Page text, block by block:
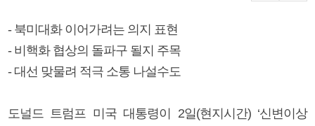
- 북미대화 이어가려는 의지 표현
- 비핵화 협상의 돌파구 될지 주목
- 대선 맞물려 적극 소통 나설수도
도널드 트럼프 미국 대통령이 2일(현지시간) ‘신변이상